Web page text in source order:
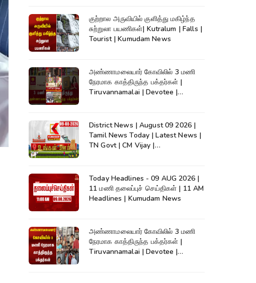
குற்றால அருவியில் குளித்து மகிழ்ந்த
சுற்றுலா பயணிகள்| Kutralum | Falls |
Tourist | Kumudam News
அண்ணாமலையார் கோவிலில் 3 மணி
நேரமாக காத்திருந்த பக்தர்கள் |
Tiruvannamalai | Devotee |
District News | August 09 2026 |
Tamil News Today | Latest News |
TN Govt | CM Vijay |
Today Headlines - 09 AUG 2026 |
11 மணி தலைப்புச் செய்திகள் | 11 AM
Headlines | Kumudam News
அண்ணாமலையார் கோவிலில் 3 மணி
நேரமாக காத்திருந்த பக்தர்கள் |
Tiruvannamalai | Devotee |